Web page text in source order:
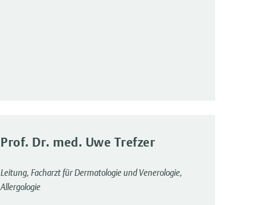
Prof. Dr. med. Uwe Trefzer
Leitung, Facharzt für Dermatologie und Venerologie,
Allergologie